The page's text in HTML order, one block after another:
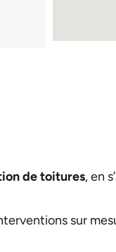
de toitures, en
sur